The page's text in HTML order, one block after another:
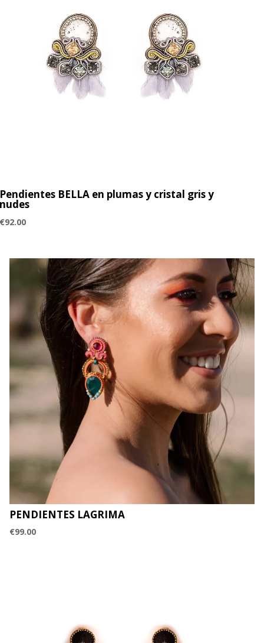
Pendientes BELLA en plumas y cristal gris y
nudes
€92.00
PENDIENTES LAGRIMA
€99.00